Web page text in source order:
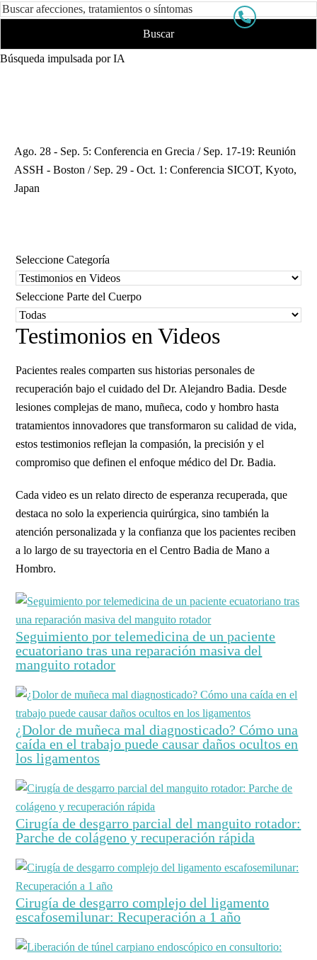
Búsqueda impulsada por IA
Ago. 28 - Sep. 5: Conferencia en Grecia / Sep. 17-19: Reunión
ASSH - Boston / Sep. 29 - Oct. 1: Conferencia SICOT, Kyoto,
Japan
Seleccione Categoría
Seleccione Parte del Cuerpo
Testimonios en Videos
Pacientes reales comparten sus historias personales de
recuperación bajo el cuidado del Dr. Alejandro Badia. Desde
lesiones complejas de mano, muñeca, codo y hombro hasta
tratamientos innovadores que transformaron su calidad de vida,
estos testimonios reflejan la compasión, la precisión y el
compromiso que definen el enfoque médico del Dr. Badia.
Cada video es un relato directo de esperanza recuperada, que
destaca no solo la experiencia quirúrgica, sino también la
atención personalizada y la confianza que los pacientes reciben
a lo largo de su trayectoria en el Centro Badia de Mano a
Hombro.
Seguimiento por telemedicina de un paciente
ecuatoriano tras una reparación masiva del
manguito rotador
¿Dolor de muñeca mal diagnosticado? Cómo una
caída en el trabajo puede causar daños ocultos en
los ligamentos
Cirugía de desgarro parcial del manguito rotador:
Parche de colágeno y recuperación rápida
Cirugía de desgarro complejo del ligamento
escafosemilunar: Recuperación a 1 año